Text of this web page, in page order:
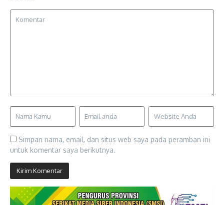
Simpan nama, email, dan situs web saya pada peramban ini
untuk komentar saya berikutnya.